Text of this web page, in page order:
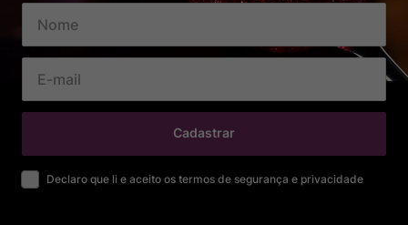
Cadastrar
Declaro que li e aceito os termos de segurança e privacidade